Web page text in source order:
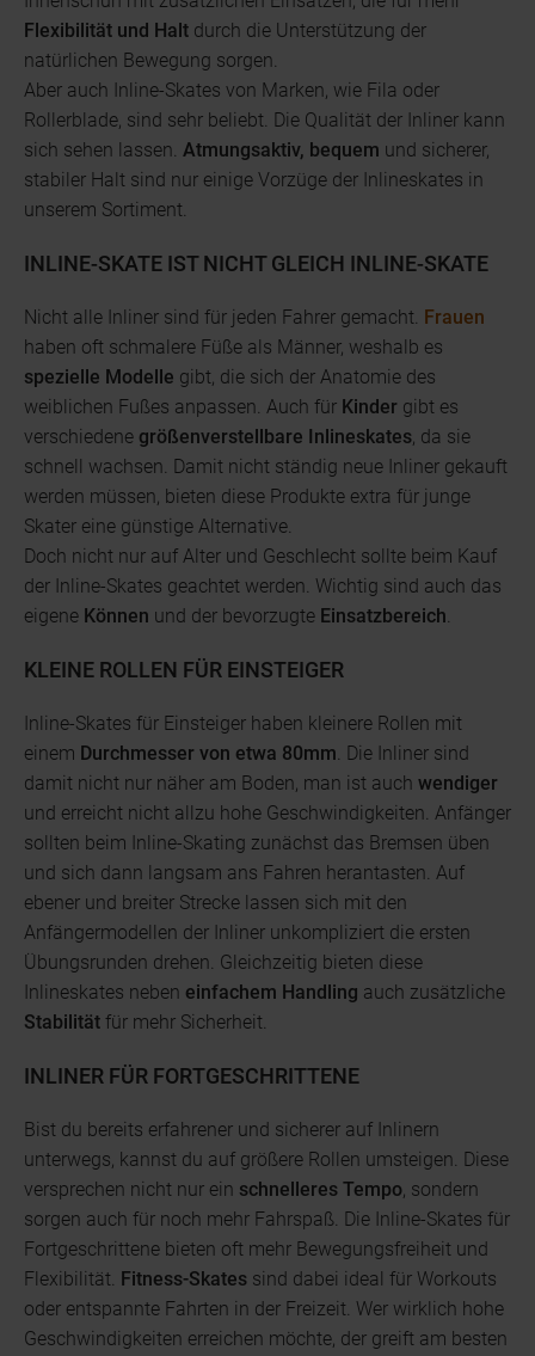
Flexibilität und Halt durch die Unterstützung der
natürlichen Bewegung sorgen.
Aber auch Inline-Skates von Marken, wie Fila oder
Rollerblade, sind sehr beliebt. Die Qualität der Inliner kann
sich sehen lassen. Atmungsaktiv, bequem und sicherer,
stabiler Halt sind nur einige Vorzüge der Inlineskates in
unserem Sortiment.
INLINE-SKATE IST NICHT GLEICH INLINE-SKATE
Nicht alle Inliner sind für jeden Fahrer gemacht. Frauen
haben oft schmalere Füße als Männer, weshalb es
spezielle Modelle gibt, die sich der Anatomie des
weiblichen Fußes anpassen. Auch für Kinder gibt es
verschiedene größenverstellbare Inlineskates, da sie
schnell wachsen. Damit nicht ständig neue Inliner gekauft
werden müssen, bieten diese Produkte extra für junge
Skater eine günstige Alternative.
Doch nicht nur auf Alter und Geschlecht sollte beim Kauf
der Inline-Skates geachtet werden. Wichtig sind auch das
eigene Können und der bevorzugte Einsatzbereich.
KLEINE ROLLEN FÜR EINSTEIGER
Inline-Skates für Einsteiger haben kleinere Rollen mit
einem Durchmesser von etwa 80mm. Die Inliner sind
damit nicht nur näher am Boden, man ist auch wendiger
und erreicht nicht allzu hohe Geschwindigkeiten. Anfänger
sollten beim Inline-Skating zunächst das Bremsen üben
und sich dann langsam ans Fahren herantasten. Auf
ebener und breiter Strecke lassen sich mit den
Anfängermodellen der Inliner unkompliziert die ersten
Übungsrunden drehen. Gleichzeitig bieten diese
Inlineskates neben einfachem Handling auch zusätzliche
Stabilität für mehr Sicherheit.
INLINER FÜR FORTGESCHRITTENE
Bist du bereits erfahrener und sicherer auf Inlinern
unterwegs, kannst du auf größere Rollen umsteigen. Diese
versprechen nicht nur ein schnelleres Tempo, sondern
sorgen auch für noch mehr Fahrspaß. Die Inline-Skates für
Fortgeschrittene bieten oft mehr Bewegungsfreiheit und
Flexibilität. Fitness-Skates sind dabei ideal für Workouts
oder entspannte Fahrten in der Freizeit. Wer wirklich hohe
Geschwindigkeiten erreichen möchte, der greift am besten